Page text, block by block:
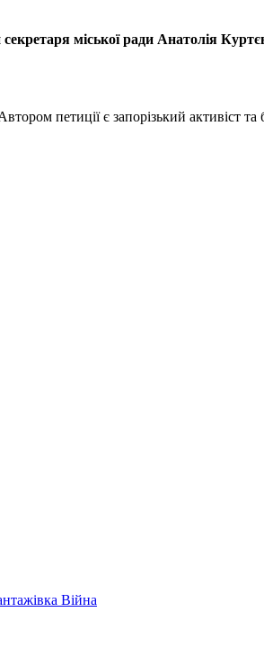
міської ради Анатолія
петиції є запорізький активіст
Війна